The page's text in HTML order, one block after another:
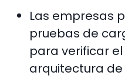
Las empresas
pruebas de
para verificar
arquitectura